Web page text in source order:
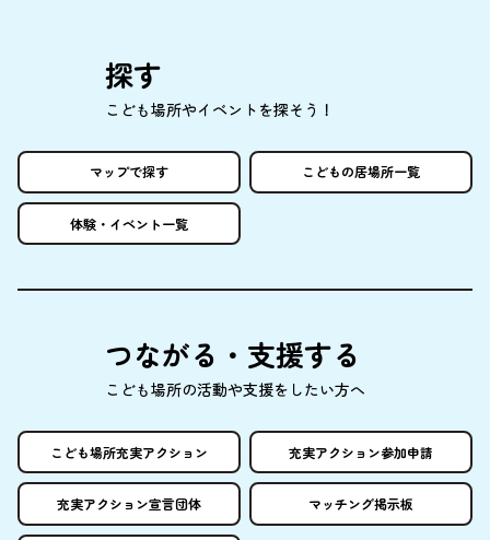
探す
こども場所やイベントを探そう！
マップで探す こどもの居場所一覧
体験 ・イベント一覧
つながる・ 支援する
こども場所の活動や支援をしたい方へ
こども場所充実アクション 充実アクション参加申請
充実アクション宣言団体 マッチング掲示板